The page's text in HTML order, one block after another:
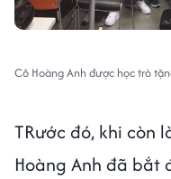
Cô Hoàng Anh được học trò
TRước đó, khi còn
Hoàng Anh đã bắt